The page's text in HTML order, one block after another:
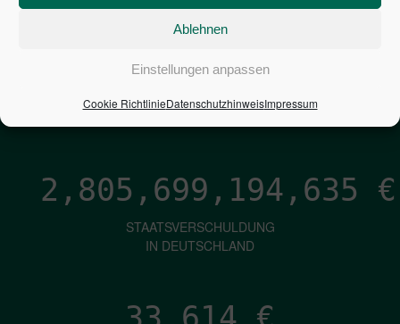
Ablehnen
Einstellungen anpassen
Cookie RichtlinieDatenschutzhinweisImpressum
1,601€
ZINSEN
2,805,699,195,897 €
STAATSVERSCHULDUNG
IN DEUTSCHLAND